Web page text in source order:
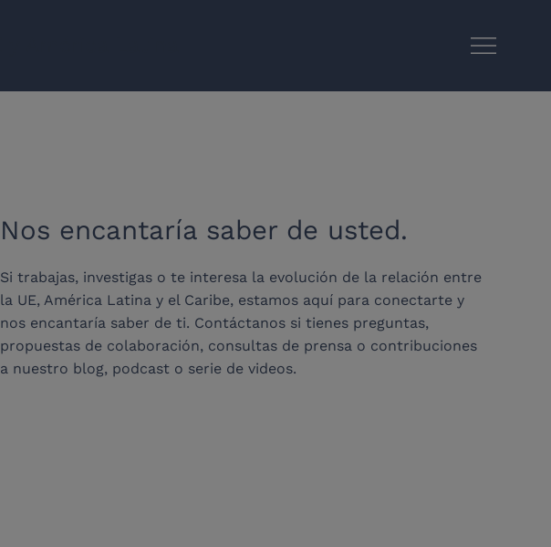
Nos encantaría saber de usted.
Si trabajas, investigas o te interesa la evolución de la relación entre
la UE, América Latina y el Caribe, estamos aquí para conectarte y
nos encantaría saber de ti. Contáctanos si tienes preguntas,
propuestas de colaboración, consultas de prensa o contribuciones
a nuestro blog, podcast o serie de videos.